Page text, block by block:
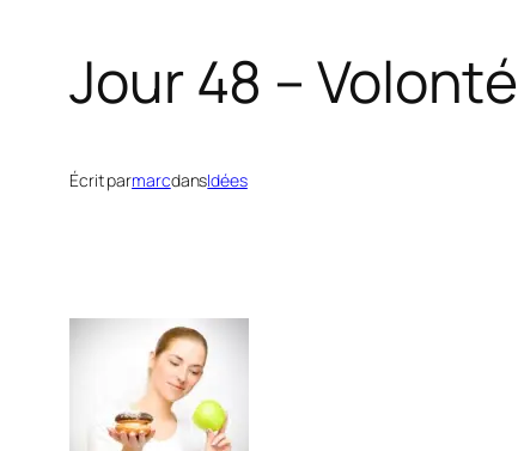
Jour 48 – Volonté
Écrit parmarcdansIdées